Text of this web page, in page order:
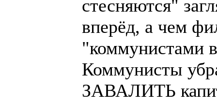
стесняются"
вперёд, а чем
Коммунисты
ЗАВАЛИТЬ